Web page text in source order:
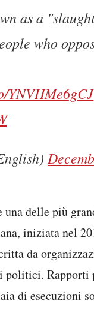
as a
who
YNVHMe6gCJ
delle più
iniziata nel
da
Rapporti
di esecuzioni